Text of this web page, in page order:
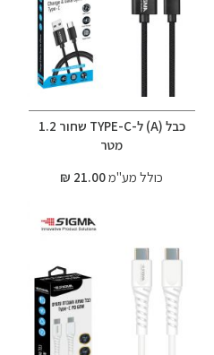
כבל (A) ל-TYPE-C שחור 1.2
מטר
כולל מע"מ21.00 ₪